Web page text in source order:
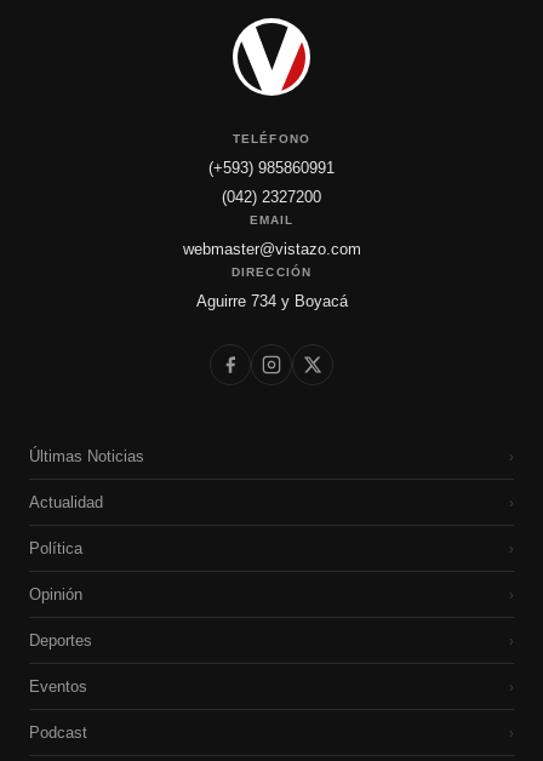
TELÉFONO
(+593) 985860991
(042) 2327200
EMAIL
webmaster@vistazo.com
DIRECCIÓN
Aguirre 734 y Boyacá
Últimas Noticias ›
Actualidad ›
Política ›
Opinión ›
Deportes ›
Eventos ›
Podcast ›